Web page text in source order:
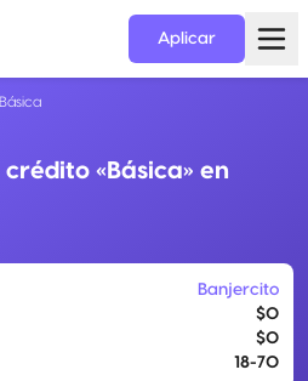
Aplicar
Básica
«Básica» en
Banjercito
$0
$0
18-70